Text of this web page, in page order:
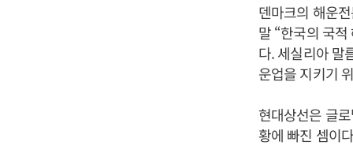
덴마크의 해운
말 “한국의 국
다. 세실리아 말
운업을 지키기
현대상선은 글
황에 빠진 셈이